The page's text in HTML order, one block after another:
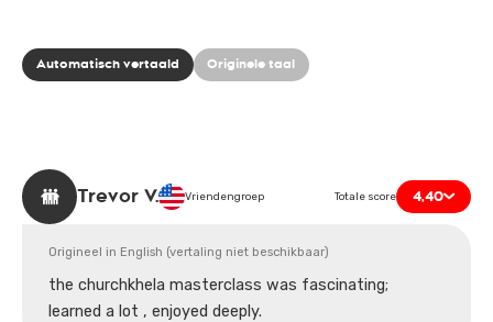
Automatisch vertaald Originele taal
Trevor V. Vriendengroep Totale score 4,40
Origineel in English (vertaling niet beschikbaar)
the churchkhela masterclass was fascinating;
learned a lot , enjoyed deeply.